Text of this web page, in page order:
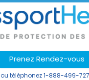
Prenez Rendez-vous
ou téléphonez1-888-499-